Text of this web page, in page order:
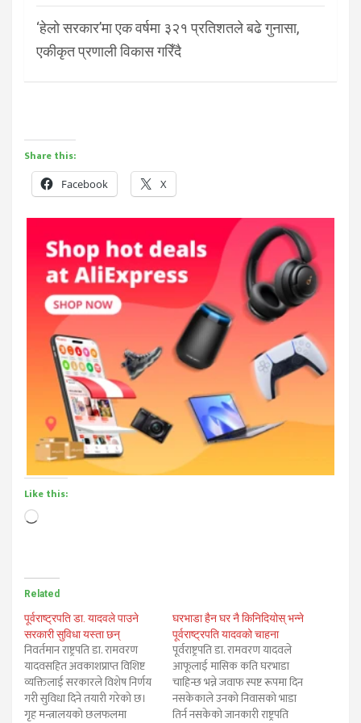
‘हेलो सरकार’मा एक वर्षमा ३२१ प्रतिशतले बढे गुनासा,
एकीकृत प्रणाली विकास गरिँदै
Share this:
Facebook X
Like this:
Loading…
Related
पूर्वराष्ट्रपति डा. यादवले पाउने
सरकारी सुविधा यस्ता छन्
निवर्तमान राष्ट्रपति डा. रामवरण
यादवसहित अवकाशप्राप्त विशिष्ट
व्यक्तिलाई सरकारले विशेष निर्णय
गरी सुविधा दिने तयारी गरेको छ।
गृह मन्त्रालयको छलफलमा
घरभाडा हैन घर नै किनिदियोस् भन्ने
पूर्वराष्ट्रपति यादवको चाहना
पूर्वराष्ट्रपति डा. रामवरण यादवले
आफूलाई मासिक कति घरभाडा
चाहिन्छ भन्ने जवाफ स्पष्ट रूपमा दिन
नसकेकाले उनको निवासको भाडा
तिर्न नसकेको जानकारी राष्ट्रपति